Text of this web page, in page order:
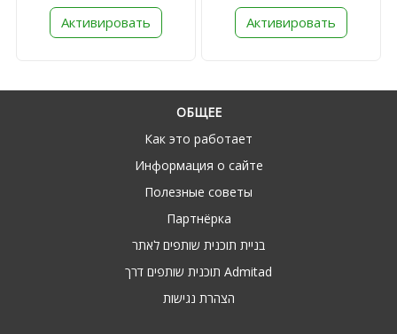
Активировать
Активировать
ОБЩЕЕ
Как это работает
Информация о сайте
Полезные советы
Партнёрка
בניית תוכנית שותפים לאתר
תוכנית שותפים דרך Admitad
הצהרת נגישות